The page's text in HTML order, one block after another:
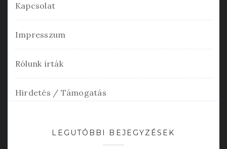
Kapcsolat
Impresszum
Rólunk írták
Hirdetés / Támogatás
LEGUTÓBBI BEJEGYZÉSEK